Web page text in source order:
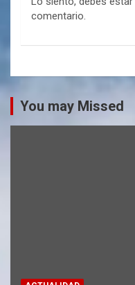
comentario.
You may Missed